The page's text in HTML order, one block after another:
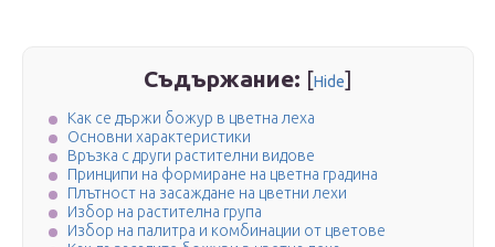
Съдържание: [Hide]
Как се държи божур в цветна леха
Основни характеристики
Връзка с други растителни видове
Принципи на формиране на цветна градина
Плътност на засаждане на цветни лехи
Избор на растителна група
Избор на палитра и комбинации от цветове